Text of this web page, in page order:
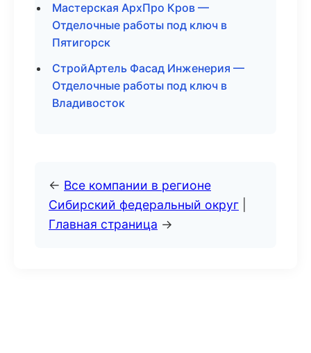
Мастерская АрхПро Кров —
Отделочные работы под ключ в
Пятигорск
СтройАртель Фасад Инженерия —
Отделочные работы под ключ в
Владивосток
← Все компании в регионе
Сибирский федеральный округ
Главная страница →